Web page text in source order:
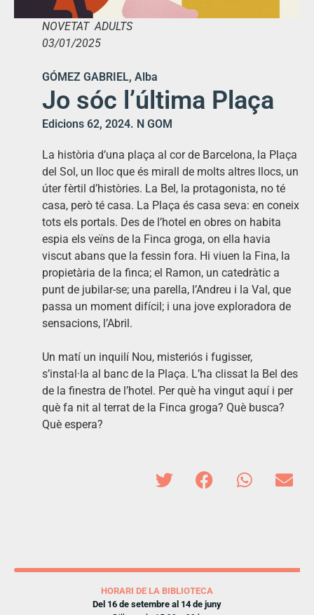
NOVETAT ADULTS
03/01/2025
GÓMEZ GABRIEL, Alba
Jo sóc l’última Plaça
Edicions 62, 2024. N GOM
La història d’una plaça al cor de Barcelona, la Plaça
del Sol, un lloc que és mirall de molts altres llocs, un
úter fèrtil d’històries. La Bel, la protagonista, no té
casa, però té casa. La Plaça és casa seva: en coneix
tots els portals. Des de l’hotel en obres on habita
espia els veïns de la Finca groga, on ella havia
viscut abans que la fessin fora. Hi viuen la Fina, la
propietària de la finca; el Ramon, un catedràtic a
punt de jubilar-se; una parella, l’Andreu i la Val, que
passa un moment difícil; i una jove exploradora de
sensacions, l’Abril.
Un matí un inquilí Nou, misteriós i fugisser,
s’instal·la al banc de la Plaça. L’ha clissat la Bel des
de la finestra de l’hotel. Per què ha vingut aquí i per
què fa nit al terrat de la Finca groga? Què busca?
Què espera?
HORARI DE LA BIBLIOTECA
Del 16 de setembre al 14 de juny